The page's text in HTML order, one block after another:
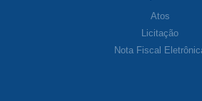
Atos
Licitação
Nota Fiscal